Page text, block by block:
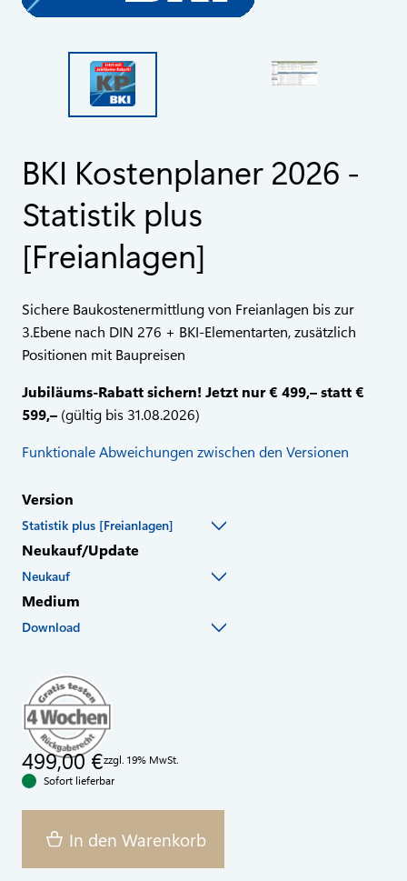
BKI Kostenplaner 2026 -
Statistik plus
[Freianlagen]
Sichere Baukostenermittlung von Freianlagen bis zur
3.Ebene nach DIN 276 + BKI-Elementarten, zusätzlich
Positionen mit Baupreisen
Jubiläums-Rabatt sichern! Jetzt nur € 499,– statt €
599,– (gültig bis 31.08.2026)
Funktionale Abweichungen zwischen den Versionen
Version
Statistik plus [Freianlagen]
Neukauf/Update
Neukauf
Medium
Download
499,00 €zzgl. 19% MwSt.
Sofort lieferbar
In den Warenkorb